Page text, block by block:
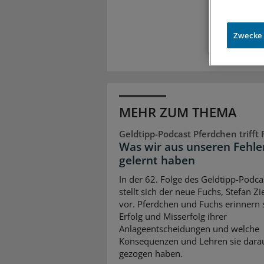
MEHR ZUM THEMA
Geldtipp-Podcast Pferdchen trifft
Was wir aus unseren
gelernt haben
In der 62. Folge des Geldtipp-
stellt sich der neue Fuchs, Stefan
vor. Pferdchen und Fuchs erinnern
Erfolg und Misserfolg ihrer
Anlageentscheidungen und welche
Konsequenzen und Lehren sie
gezogen haben.